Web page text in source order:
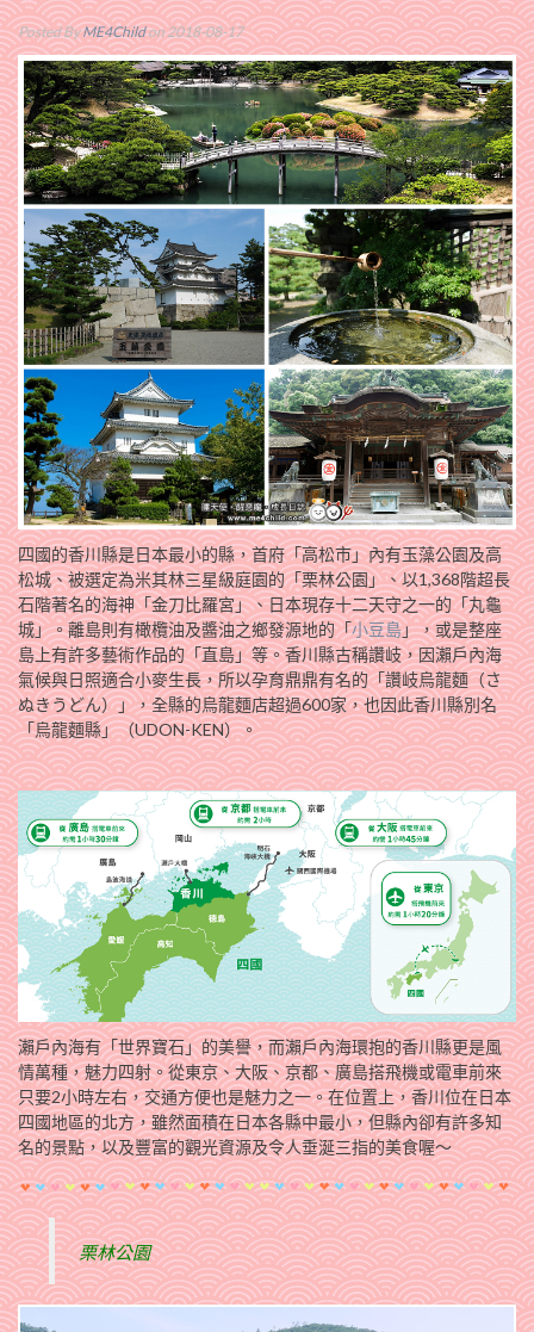
Posted ByME4Childon 2018-08-17
四國的香川縣是日本最小的縣，首府「高松市」內有玉藻公園及高
松城、被選定為米其林三星級庭園的「栗林公園」、以1,368階超長
石階著名的海神「金刀比羅宮」、日本現存十二天守之一的「丸龜
城」。離島則有橄欖油及醬油之鄉發源地的「小豆島」，或是整座
島上有許多藝術作品的「直島」等。香川縣古稱讚岐，因瀨戶內海
氣候與日照適合小麥生長，所以孕育鼎鼎有名的「讚岐烏龍麵（さ
ぬきうどん）」，全縣的烏龍麵店超過600家，也因此香川縣別名
「烏龍麵縣」（UDON-KEN）。
瀨戶內海有「世界寶石」的美譽，而瀨戶內海環抱的香川縣更是風
情萬種，魅力四射。從東京、大阪、京都、廣島搭飛機或電車前來
只要2小時左右，交通方便也是魅力之一。在位置上，香川位在日本
四國地區的北方，雖然面積在日本各縣中最小，但縣內卻有許多知
名的景點，以及豐富的觀光資源及令人垂涎三指的美食喔～
栗林公園